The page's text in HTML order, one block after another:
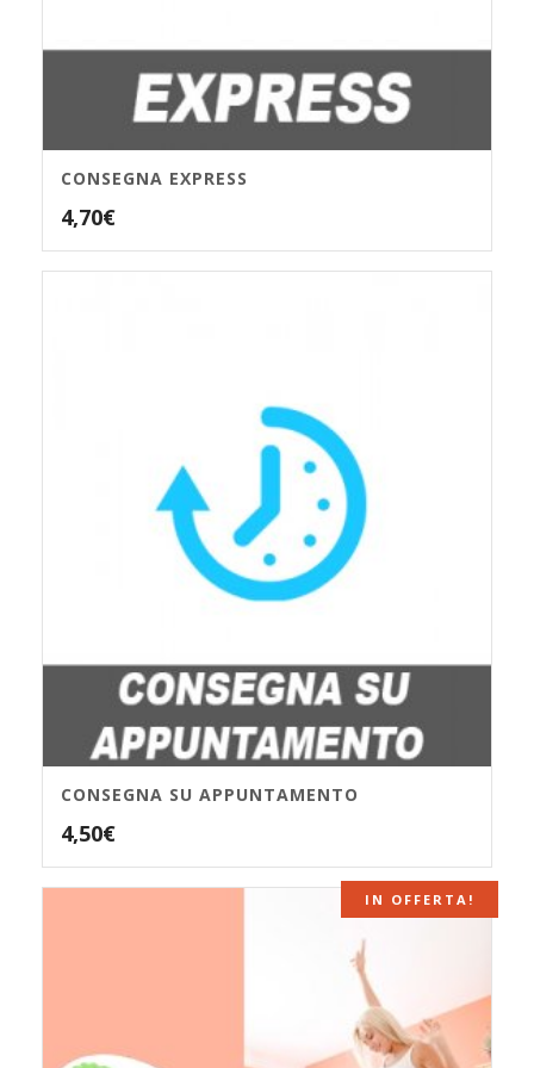
CONSEGNA EXPRESS
4,70€
CONSEGNA SU APPUNTAMENTO
4,50€
IN OFFERTA!